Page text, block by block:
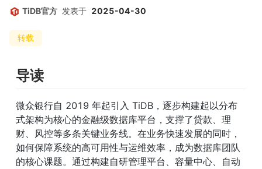
TiDB官方 发表于 2025-04-30
转载
导读
微众银行自 2019 年起引入 TiDB，逐步构建起以分布
式架构为核心的金融级数据库平台，支撑了贷款、理
财、风控等多条关键业务线。在业务快速发展的同时，
如何保障系统的高可用性与运维效率，成为数据库团队
的核心课题。通过构建自研管理平台、容量中心、自动